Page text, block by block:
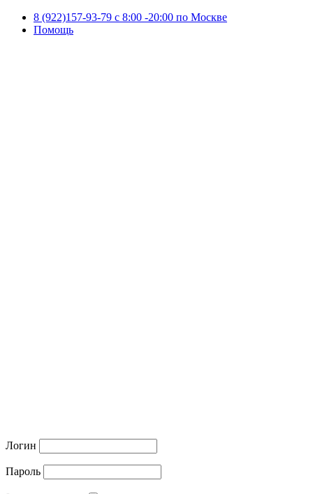
8 (922)157-93-79 c 8:00 -20:00 по Москве
Помощь
Логин
Пароль